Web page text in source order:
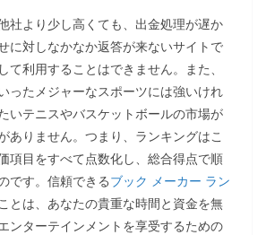
社より少し高くても、出金処理が遅か
に対しなかなか返答が来ないサイトで
て利用することはできません。また、
ったメジャーなスポーツには強いけれ
いテニスやバスケットボールの市場が
ありません。つまり、ランキングはこ
項目をすべて点数化し、総合得点で順
です。信頼できるブック メーカー ラン
とは、あなたの貴重な時間と資金を無
ンターテインメントを享受するための